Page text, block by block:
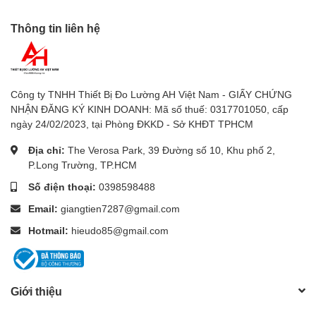
Thông tin liên hệ
Công ty TNHH Thiết Bị Đo Lường AH Việt Nam - GIẤY CHỨNG
NHẬN ĐĂNG KÝ KINH DOANH: Mã số thuế: 0317701050, cấp
ngày 24/02/2023, tại Phòng ĐKKD - Sở KHĐT TPHCM
Địa chỉ: The Verosa Park, 39 Đường số 10, Khu phố 2,
P.Long Trường, TP.HCM
Số điện thoại: 0398598488
Email: giangtien7287@gmail.com
Hotmail: hieudo85@gmail.com
Giới thiệu